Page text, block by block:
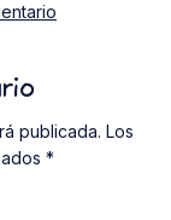
publicada. Los
*